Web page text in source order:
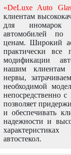
«DeLuxe Auto
клиентам
для иномарок
автомобилей
ценам. Широкий
практически все
модификации
нашим клиентам
нервы,
необходимой
непосредственно
позволяет
и обеспечивать
надежности и
автостекол.